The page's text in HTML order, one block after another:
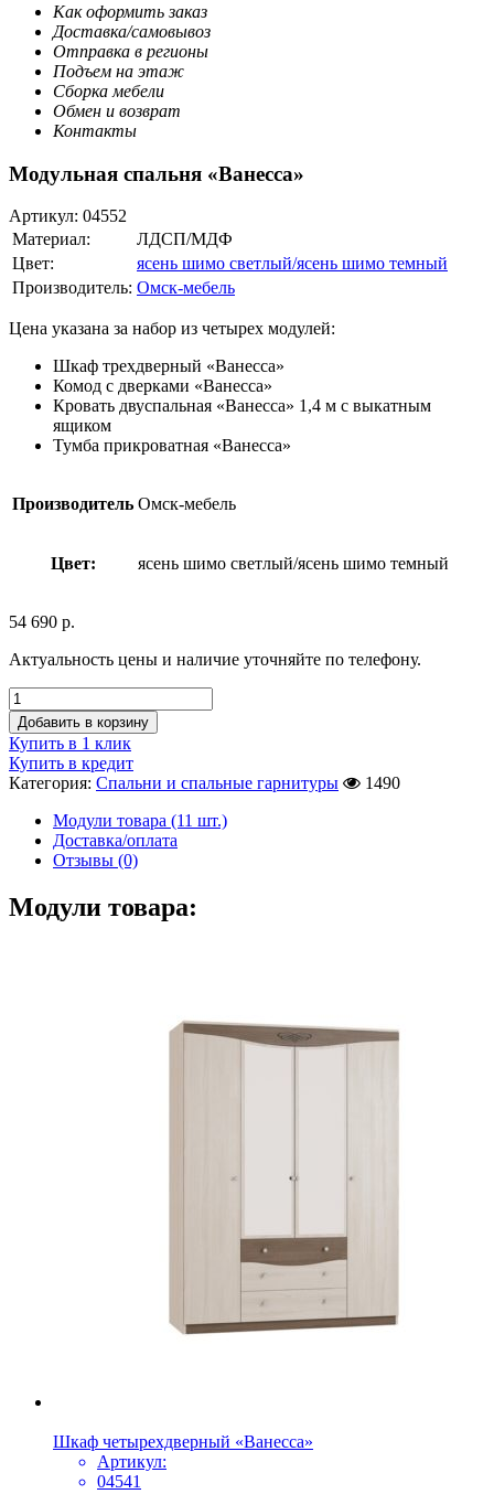
Как оформить заказ
Доставка/самовывоз
Отправка в регионы
Подъем на этаж
Сборка мебели
Обмен и возврат
Контакты
Модульная спальня «Ванесса»
Артикул: 04552
Материал:
ЛДСП/МДФ
Цвет:
ясень шимо светлый/ясень шимо темный
Производитель: Омск-мебель
Цена указана за набор из четырех модулей:
Шкаф трехдверный «Ванесса»
Комод с дверками «Ванесса»
Кровать двуспальная «Ванесса» 1,4 м с выкатным
ящиком
Тумба прикроватная «Ванесса»
Производитель Омск-мебель
Цвет: ясень шимо светлый/ясень шимо темный
54 690 р.
Актуальность цены и наличие уточняйте по телефону.
Добавить в корзину
Купить в 1 клик
Купить в кредит
Категория: Спальни и спальные гарнитуры
1490
Модули товара (11 шт.)
Доставка/оплата
Отзывы (0)
Модули товара:
Шкаф четырехдверный «Ванесса»
Артикул:
04541